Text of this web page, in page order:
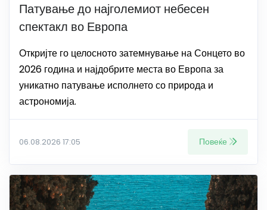
Патување до најголемиот небесен
спектакл во Европа
Откријте го целосното затемнување на Сонцето во
2026 година и најдобрите места во Европа за
уникатно патување исполнето со природа и
астрономија.
06.08.2026 17:05 Повеќе